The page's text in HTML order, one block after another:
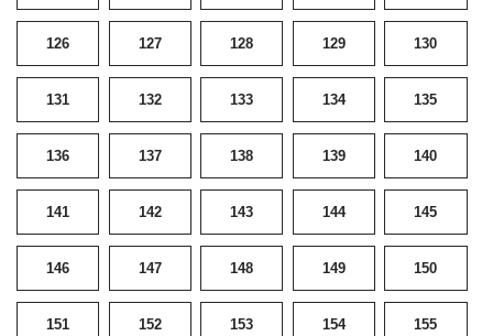
126 127 128 129 130
131 132 133 134 135
136 137 138 139 140
141 142 143 144 145
146 147 148 149 150
151 152 153 154 155